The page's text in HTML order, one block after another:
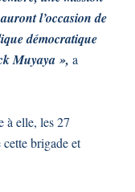
l’occasion de
démocratique
Muyaya », a
à elle, les 27
brigade et